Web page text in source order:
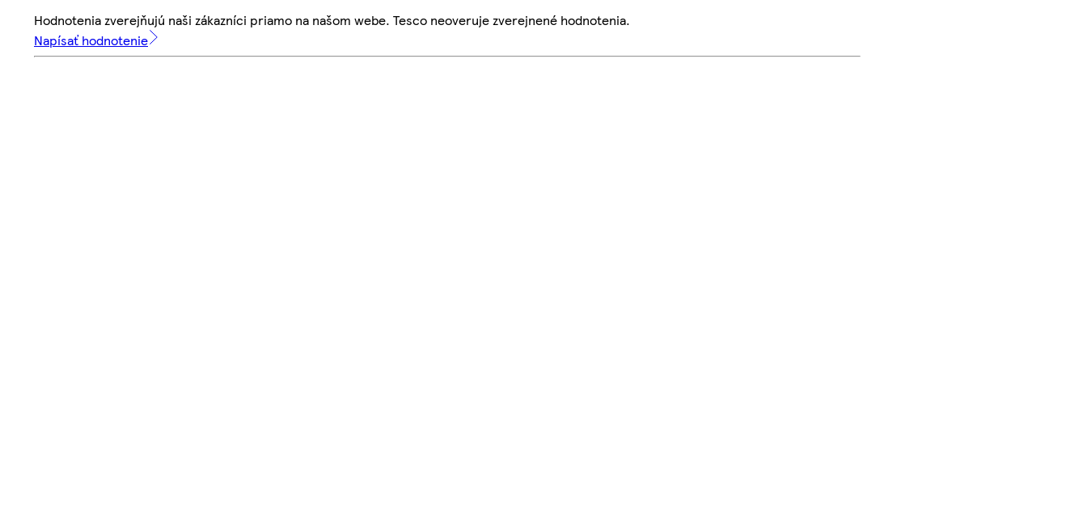
Hodnotenia zverejňujú naši zákazníci priamo na našom webe. Tesco neoveruje zverejnené hodnotenia.
Napísať hodnotenie